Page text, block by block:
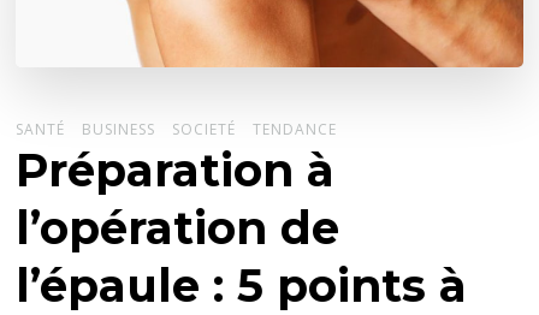
SANTÉ BUSINESS SOCIETÉ TENDANCE
Préparation à
l’opération de
l’épaule : 5 points à